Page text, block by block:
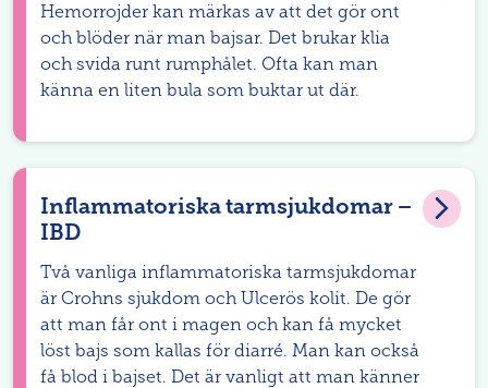
Hemorrojder kan märkas av att det gör ont
och blöder när man bajsar. Det brukar klia
och svida runt rumphålet. Ofta kan man
känna en liten bula som buktar ut där.
Inflammatoriska tarmsjukdomar –
IBD
Två vanliga inflammatoriska tarmsjukdomar
är Crohns sjukdom och Ulcerös kolit. De gör
att man får ont i magen och kan få mycket
löst bajs som kallas för diarré. Man kan också
få blod i bajset. Det är vanligt att man känner